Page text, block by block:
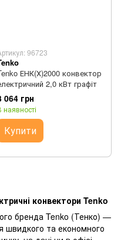
конвектори Tenko
бренда Tenko (Тенко) —
швидкого та економного
96723
ЕНК(Х)2000 конвектор
2,0 кВт графіт
064 грн
наявності
Купити